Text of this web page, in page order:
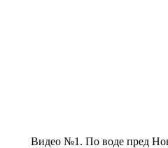
Видео №1. По воде пред